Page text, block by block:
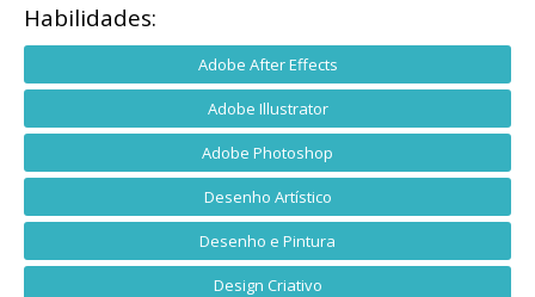
Habilidades:
Adobe After Effects
Adobe Illustrator
Adobe Photoshop
Desenho Artístico
Desenho e Pintura
Design Criativo